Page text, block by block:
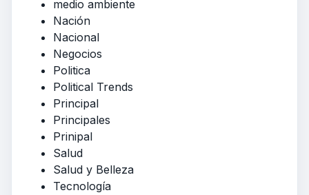
medio ambiente
Nación
Nacional
Negocios
Politica
Political Trends
Principal
Principales
Prinipal
Salud
Salud y Belleza
Tecnología